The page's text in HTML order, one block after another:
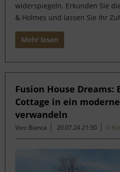
widerspiegeln. Erkunden Sie
& Holmes und lassen Sie Ihr
Mehr lesen
Fusion House Dreams:
Cottage in ein
verwandeln
Von: Bianca 20.07.24 21:30 0